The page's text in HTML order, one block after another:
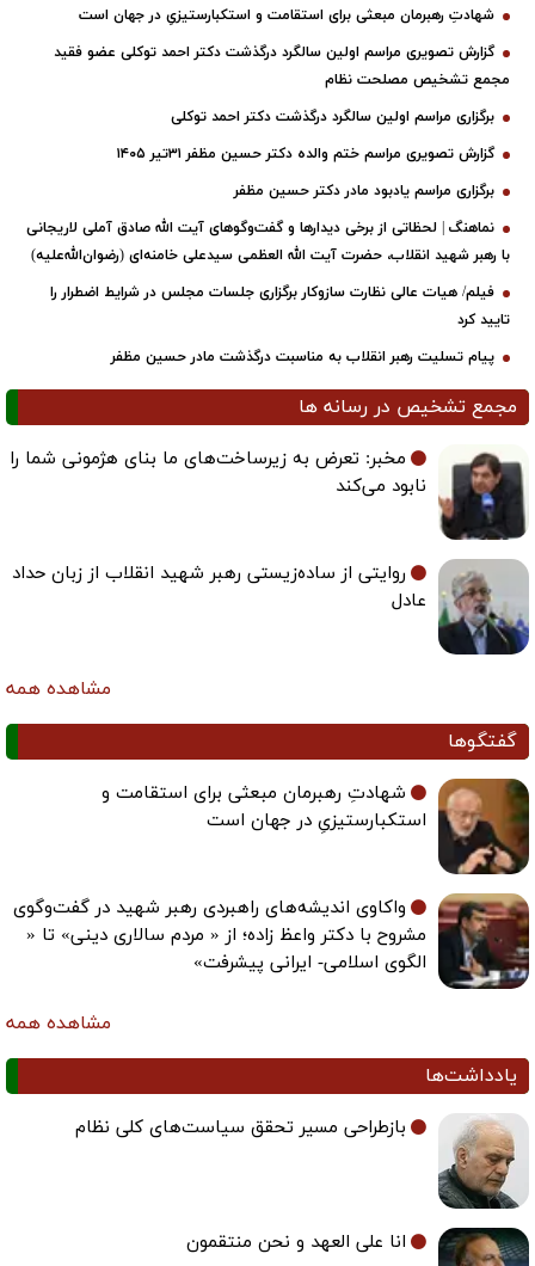
مبعثی برای استقامت و استکبارستیزیِ در جهان است
مراسم اولین سالگرد درگذشت دکتر احمد توکلی عضو فقید
مصلحت نظام
اولین سالگرد درگذشت دکتر احمد توکلی
مراسم ختم والده دکتر حسین مظفر ۳۱تیر ۱۴۰۵
یادبود مادر دکتر حسین مظفر
از برخی دیدارها و گفت‌وگوهای آیت ‌الله صادق آملی لاریجانی
حضرت آیت‌ الله العظمی سیدعلی خامنه‌ای (رضوان‌الله‌علیه)
عالی نظارت سازوکار برگزاری جلسات مجلس در شرایط اضطرار را
رهبر انقلاب به مناسبت درگذشت مادر حسین مظفر
در رسانه ها
مخبر: تعرض به زیرساخت‌های ما بنای هژمونی شما را
نابود می‌کند
روایتی از ساده‌زیستی رهبر شهید انقلاب از زبان حداد
عادل
شهادتِ رهبرمان مبعثی برای استقامت و
استکبارستیزیِ در جهان است
واکاوی اندیشه‌های راهبردی رهبر شهید در گفت‌وگوی
مشروح با دکتر واعظ زاده؛ از « مردم سالاری دینی» تا «
الگوی اسلامی- ایرانی پیشرفت»
بازطراحی مسیر تحقق سیاست‌های کلی نظام
انا علی العهد و نحن منتقمون